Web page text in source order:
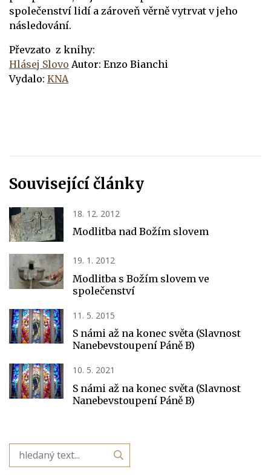
společenství lidí a zároveň věrně vytrvat v jeho
následování.
Převzato z knihy:
Hlásej Slovo Autor: Enzo Bianchi
Vydalo: KNA
Související články
18. 12. 2012
Modlitba nad Božím slovem
19. 1. 2012
Modlitba s Božím slovem ve
společenství
11. 5. 2015
S námi až na konec světa (Slavnost
Nanebevstoupení Páně B)
10. 5. 2021
S námi až na konec světa (Slavnost
Nanebevstoupení Páně B)